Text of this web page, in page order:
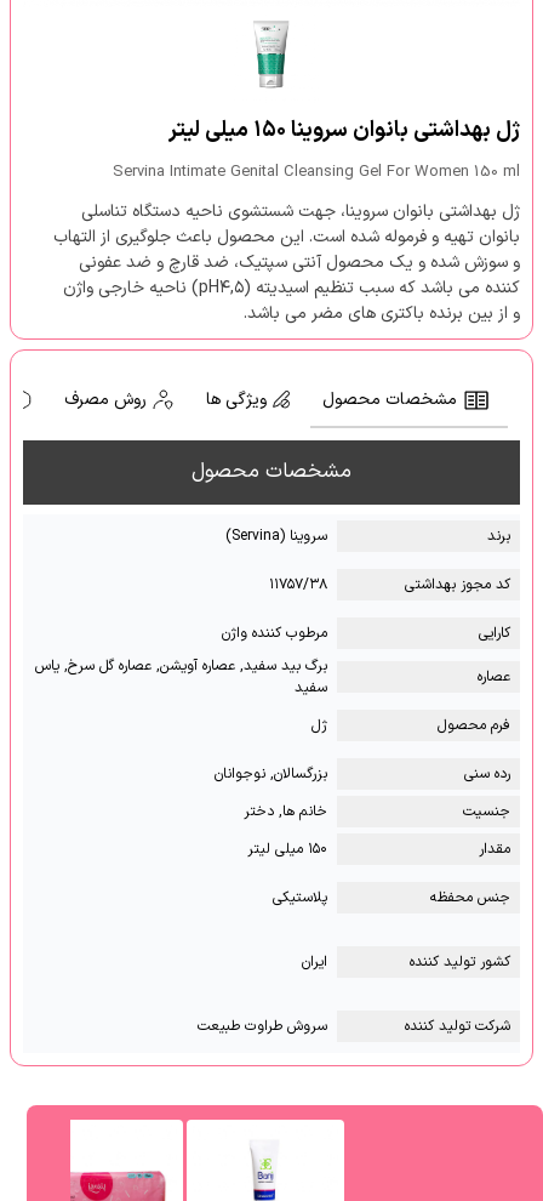
ژل بهداشتی بانوان سروینا ۱۵۰ میلی لیتر
Servina Intimate Genital Cleansing Gel For Women 150 ml
ژل بهداشتی بانوان سروینا، جهت شستشوی ناحیه دستگاه تناسلی
بانوان تهیه و فرموله شده است. این محصول باعث جلوگیری از التهاب
و سوزش شده و یک محصول آنتی سپتیک، ضد قارچ و ضد عفونی
کننده می باشد که سبب تنظیم اسیدیته (pH۴,۵) ناحیه خارجی واژن
و از بین برنده باکتری های مضر می باشد.
مشخصات محصول ویژگی ها روش مصرف
مشخصات محصول
برند سروینا (Servina)
کد مجوز بهداشتی ۱۱۷۵۷/۳۸
کارایی
مرطوب کننده واژن
عصاره
برگ بید سفید, عصاره آویشن, عصاره گل سرخ, یاس
سفید
فرم محصول
ژل
رده سنی
بزرگسالان, نوجوانان
جنسیت
خانم ها, دختر
مقدار
۱۵۰ میلی لیتر
جنس محفظه پلاستیکی
کشور تولید کننده ایران
شرکت تولید کننده سروش طراوت طبیعت